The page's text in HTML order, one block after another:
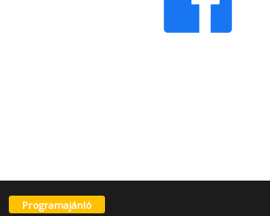
Programajánló